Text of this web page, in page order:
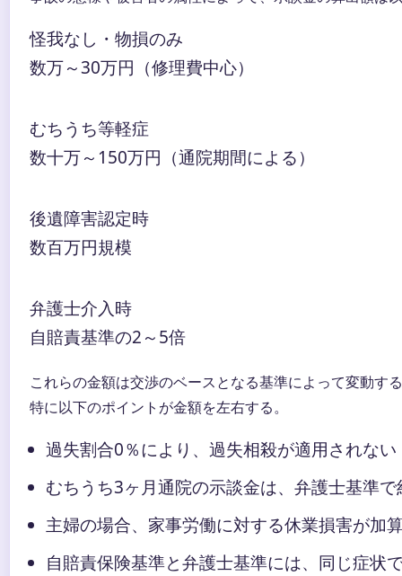
怪我なし・物損のみ
数万～30万円（修理費中心）
むちうち等軽症
数十万～150万円（通院期間による）
後遺障害認定時
数百万円規模
弁護士介入時
自賠責基準の2～5倍
これらの金額は交渉のベースとなる基準によって変動す
特に以下のポイントが金額を左右する。
過失割合0％により、過失相殺が適用されない
むちうち3ヶ月通院の示談金は、弁護士基準
主婦の場合、家事労働に対する休業損害が加
自賠責保険基準と弁護士基準には、同じ症状